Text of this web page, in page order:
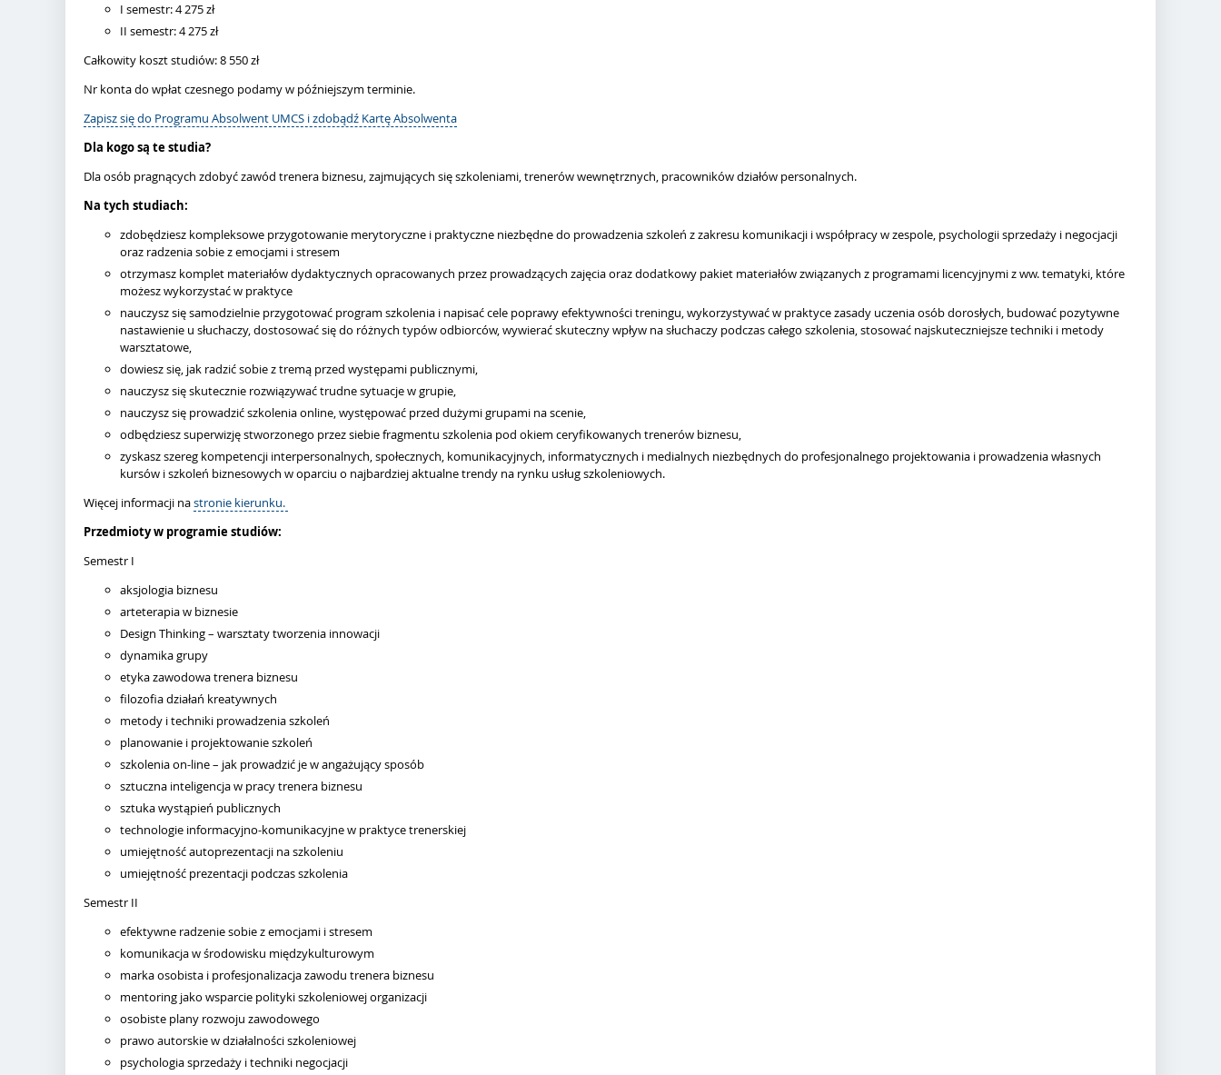
I semestr: 4 275 zł
II semestr: 4 275 zł
Całkowity koszt studiów: 8 550 zł
Nr konta do wpłat czesnego podamy w późniejszym terminie.
Zapisz się do Programu Absolwent UMCS i zdobądź Kartę Absolwenta
Dla kogo są te studia?
Dla osób pragnących zdobyć zawód trenera biznesu, zajmujących się szkoleniami, trenerów wewnętrznych, pracowników działów personalnych.
Na tych studiach:
zdobędziesz kompleksowe przygotowanie merytoryczne i praktyczne niezbędne do prowadzenia szkoleń z zakresu komunikacji i współpracy w zespole, psychologii sprzedaży i negocjacji
oraz radzenia sobie z emocjami i stresem
otrzymasz komplet materiałów dydaktycznych opracowanych przez prowadzących zajęcia oraz dodatkowy pakiet materiałów związanych z programami licencyjnymi z ww. tematyki, które
możesz wykorzystać w praktyce
nauczysz się samodzielnie przygotować program szkolenia i napisać cele poprawy efektywności treningu, wykorzystywać w praktyce zasady uczenia osób dorosłych, budować pozytywne
nastawienie u słuchaczy, dostosować się do różnych typów odbiorców, wywierać skuteczny wpływ na słuchaczy podczas całego szkolenia, stosować najskuteczniejsze techniki i metody
warsztatowe,
dowiesz się, jak radzić sobie z tremą przed występami publicznymi,
nauczysz się skutecznie rozwiązywać trudne sytuacje w grupie,
nauczysz się prowadzić szkolenia online, występować przed dużymi grupami na scenie,
odbędziesz superwizję stworzonego przez siebie fragmentu szkolenia pod okiem ceryfikowanych trenerów biznesu,
zyskasz szereg kompetencji interpersonalnych, społecznych, komunikacyjnych, informatycznych i medialnych niezbędnych do profesjonalnego projektowania i prowadzenia własnych
kursów i szkoleń biznesowych w oparciu o najbardziej aktualne trendy na rynku usług szkoleniowych.
Więcej informacji nastronie kierunku.
Przedmioty w programie studiów:
Semestr I
aksjologia biznesu
arteterapia w biznesie
Design Thinking – warsztaty tworzenia innowacji
dynamika grupy
etyka zawodowa trenera biznesu
filozofia działań kreatywnych
metody i techniki prowadzenia szkoleń
planowanie i projektowanie szkoleń
szkolenia on-line – jak prowadzić je w angażujący sposób
sztuczna inteligencja w pracy trenera biznesu
sztuka wystąpień publicznych
technologie informacyjno-komunikacyjne w praktyce trenerskiej
umiejętność autoprezentacji na szkoleniu
umiejętność prezentacji podczas szkolenia
Semestr II
efektywne radzenie sobie z emocjami i stresem
komunikacja w środowisku międzykulturowym
marka osobista i profesjonalizacja zawodu trenera biznesu
mentoring jako wsparcie polityki szkoleniowej organizacji
osobiste plany rozwoju zawodowego
prawo autorskie w działalności szkoleniowej
psychologia sprzedaży i techniki negocjacji